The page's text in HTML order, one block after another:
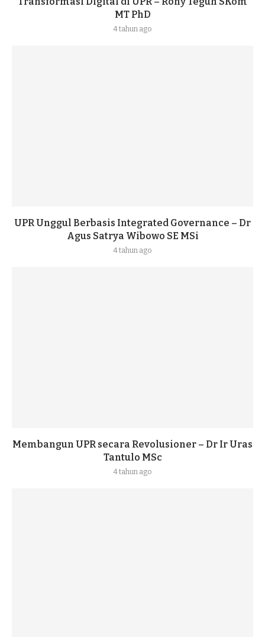
MT PhD
4 tahun ago
UPR Unggul Berbasis Integrated Governance – Dr
Agus Satrya Wibowo SE MSi
4 tahun ago
Membangun UPR secara Revolusioner – Dr Ir Uras
Tantulo MSc
4 tahun ago